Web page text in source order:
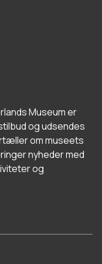
Museum er
og udsendes
om museets
nyheder med
og